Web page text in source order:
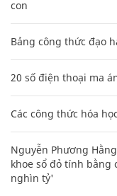
con
Bảng công thức đạo
20 số điện thoại ma
Các công thức hóa
Nguyễn Phương
khoe sổ đỏ tính bằng
nghìn tỷ'